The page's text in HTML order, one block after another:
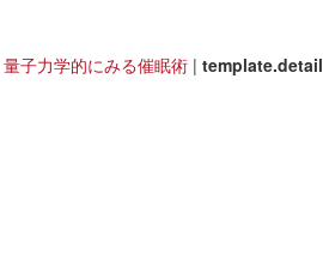
量子力学的にみる催眠術 | template.detail